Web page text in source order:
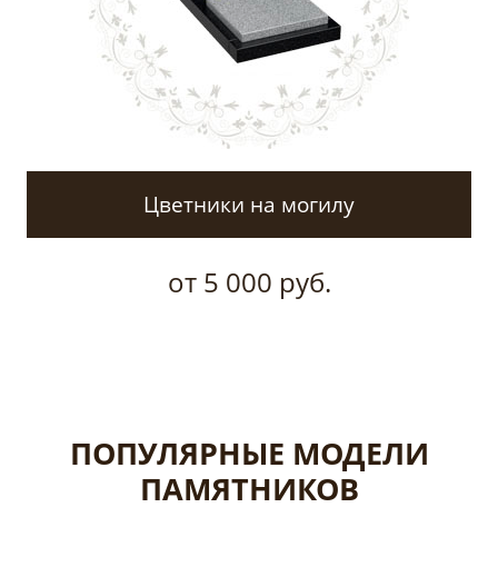
Цветники на могилу
от 5 000 руб.
ПОПУЛЯРНЫЕ МОДЕЛИ
ПАМЯТНИКОВ